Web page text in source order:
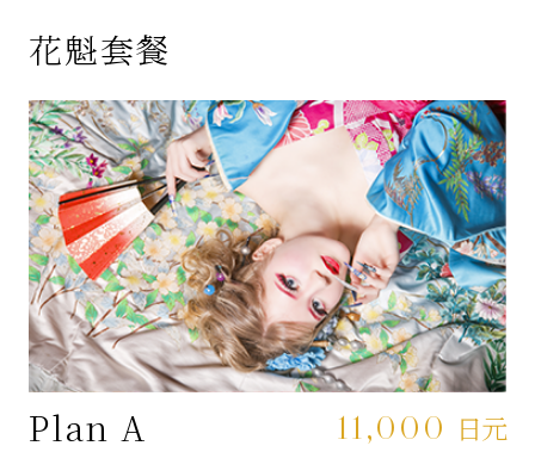
花魁套餐
Plan A 11,000 日元